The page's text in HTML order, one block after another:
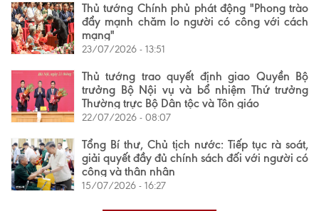
Thủ tướng Chính phủ phát động "Phong trào
đẩy mạnh chăm lo người có công với cách
mạng"
23/07/2026 - 13:51
Thủ tướng trao quyết định giao Quyền Bộ
trưởng Bộ Nội vụ và bổ nhiệm Thứ trưởng
Thường trực Bộ Dân tộc và Tôn giáo
22/07/2026 - 08:07
Tổng Bí thư, Chủ tịch nước: Tiếp tục rà soát,
giải quyết đầy đủ chính sách đối với người có
công và thân nhân
15/07/2026 - 16:27